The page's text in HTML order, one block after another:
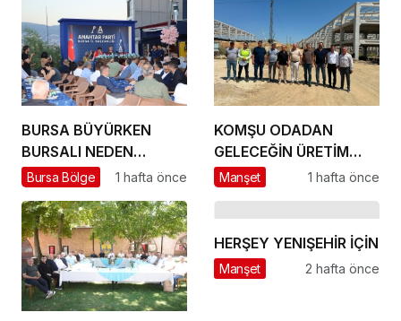
BURSA BÜYÜRKEN
BURSALI NEDEN
YOKSULLAŞIYOR
Bursa Bölge 1 hafta önce
KOMŞU ODADAN
GELECEĞİN ÜRETİM
ÜSSÜ YESAN’A
Manşet 1 hafta önce
HERŞEY YENIŞEHİR İÇİN
Manşet 2 hafta önce